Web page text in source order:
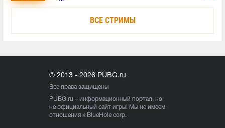
ВСЕ СТРИМЫ
© 2013 - 2026 PUBG.ru
Все права защищены
PUBG.ru – информационный портал, но
не официальный сайт игры! Мы не имеем
отношения к BlueHole corp.